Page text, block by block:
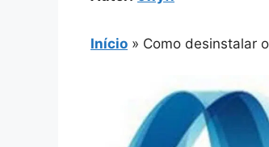
Início » Como desinstalar